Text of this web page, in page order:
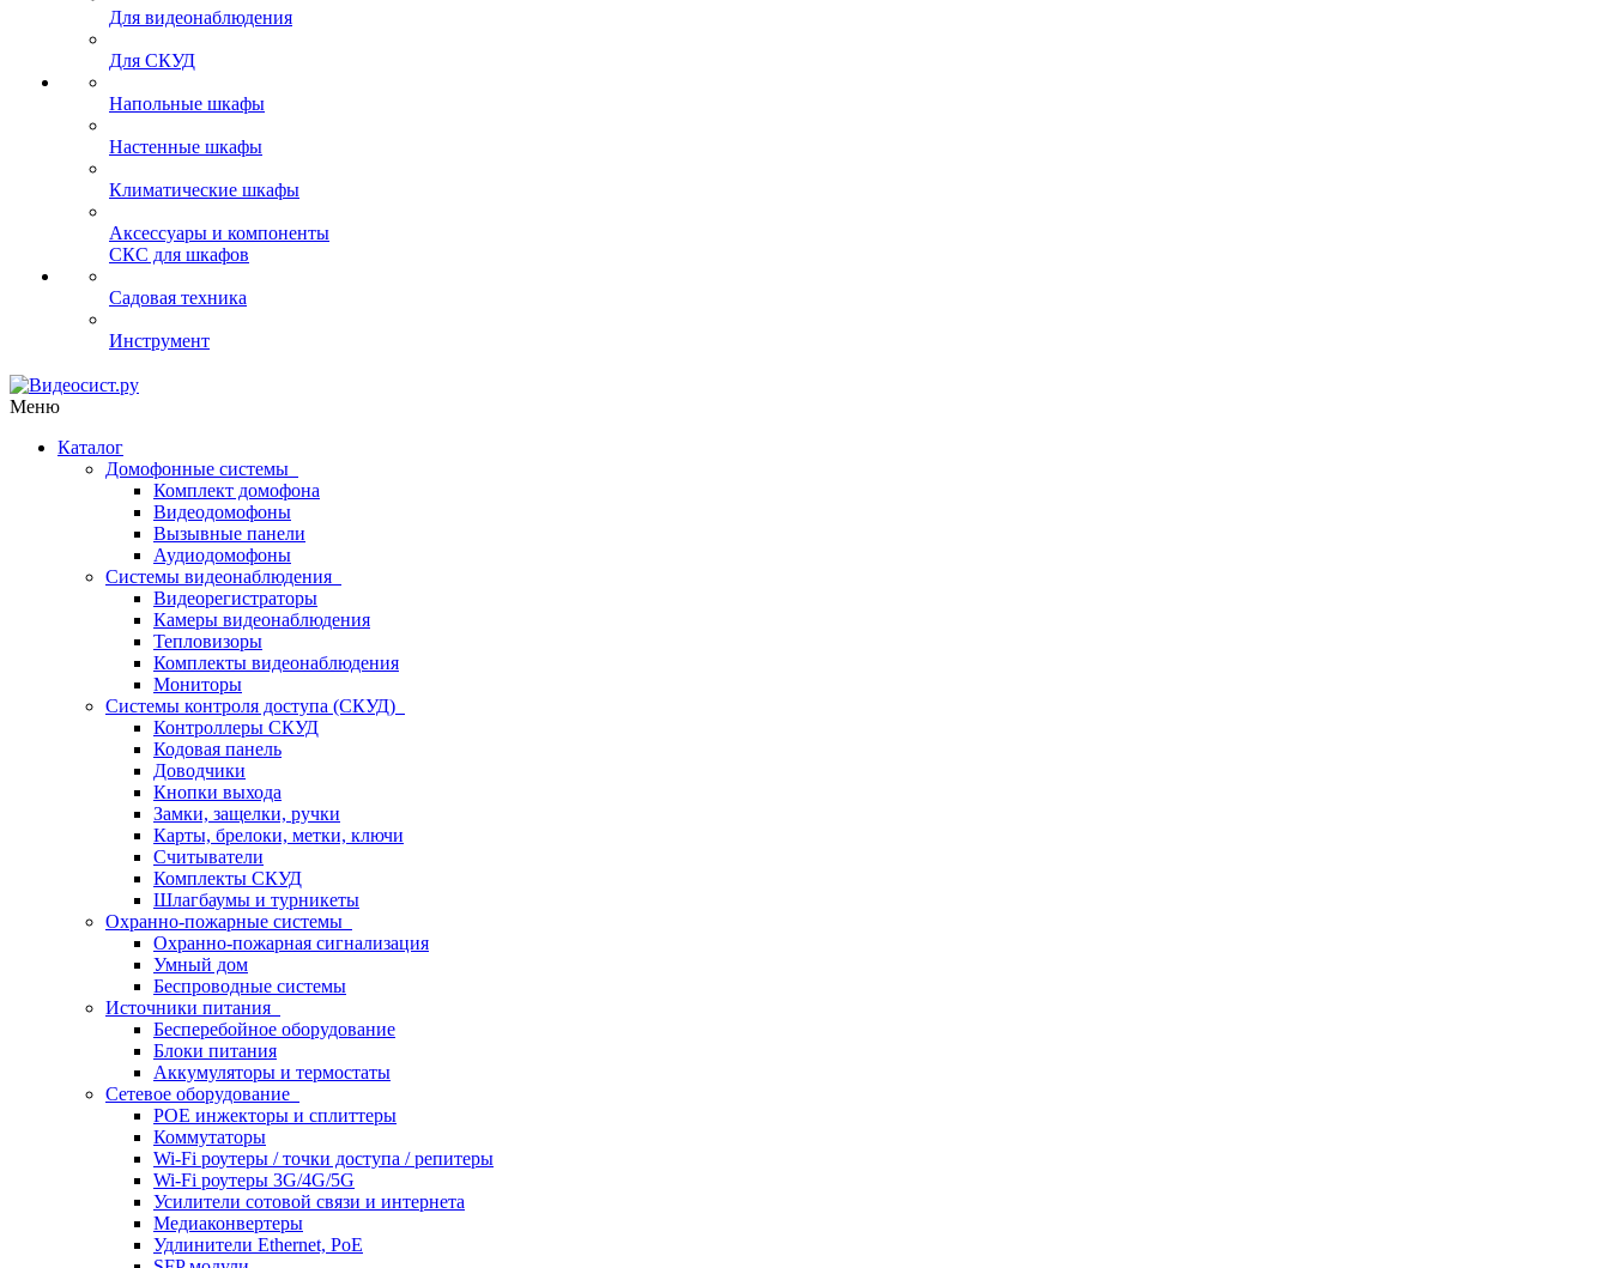
Для видеонаблюдения
Для СКУД
Напольные шкафы
Настенные шкафы
Климатические шкафы
Аксессуары и компоненты
СКС для шкафов
Садовая техника
Инструмент
Меню
Каталог
Домофонные системы
Комплект домофона
Видеодомофоны
Вызывные панели
Аудиодомофоны
Системы видеонаблюдения
Видеорегистраторы
Камеры видеонаблюдения
Тепловизоры
Комплекты видеонаблюдения
Мониторы
Системы контроля доступа (СКУД)
Контроллеры СКУД
Кодовая панель
Доводчики
Кнопки выхода
Замки, защелки, ручки
Карты, брелоки, метки, ключи
Считыватели
Комплекты СКУД
Шлагбаумы и турникеты
Охранно-пожарные системы
Охранно-пожарная сигнализация
Умный дом
Беспроводные системы
Источники питания
Бесперебойное оборудование
Блоки питания
Аккумуляторы и термостаты
Сетевое оборудование
POE инжекторы и сплиттеры
Коммутаторы
Wi-Fi роутеры / точки доступа / репитеры
Wi-Fi роутеры 3G/4G/5G
Усилители сотовой связи и интернета
Медиаконвертеры
Удлинители Ethernet, PoE